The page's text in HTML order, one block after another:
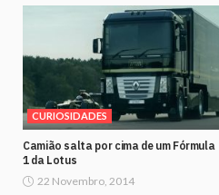
CURIOSIDADES
Camião salta por cima de um Fórmula
1 da Lotus
22 Novembro, 2014